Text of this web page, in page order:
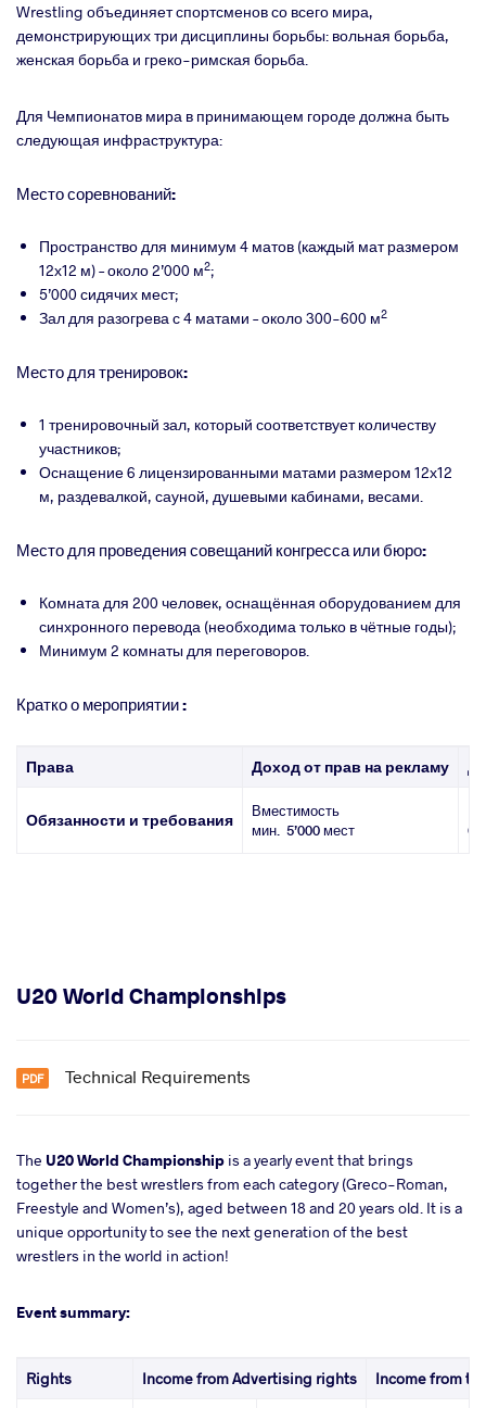
Wrestling объединяет спортсменов со всего мира,
демонстрирующих три дисциплины борьбы: вольная борьба,
женская борьба и греко-римская борьба.
Для Чемпионатов мира в принимающем городе должна быть
следующая инфраструктура:
Место соревнований:
Пространство для минимум 4 матов (каждый мат размером
12х12 м) – около 2’000 м2;
5’000 сидячих мест;
Зал для разогрева с 4 матами – около 300-600 м2
Место для тренировок:
1 тренировочный зал, который соответствует количеству
участников;
Оснащение 6 лицензированными матами размером 12х12
м, раздевалкой, сауной, душевыми кабинами, весами.
Место для проведения совещаний конгресса или бюро:
Комната для 200 человек, оснащённая оборудованием для
синхронного перевода (необходима только в чётные годы);
Минимум 2 комнаты для переговоров.
Кратко о мероприятии :
Права Доход от прав на рекламу
Обязанности и требования
Вместимость
мин. 5’000 мест
U20 World Championships
Technical Requirements
The U20 World Championship is a yearly event that brings
together the best wrestlers from each category (Greco-Roman,
Freestyle and Women’s), aged between 18 and 20 years old. It is a
unique opportunity to see the next generation of the best
wrestlers in the world in action!
Event summary:
Rights Income from Advertising rights Income from